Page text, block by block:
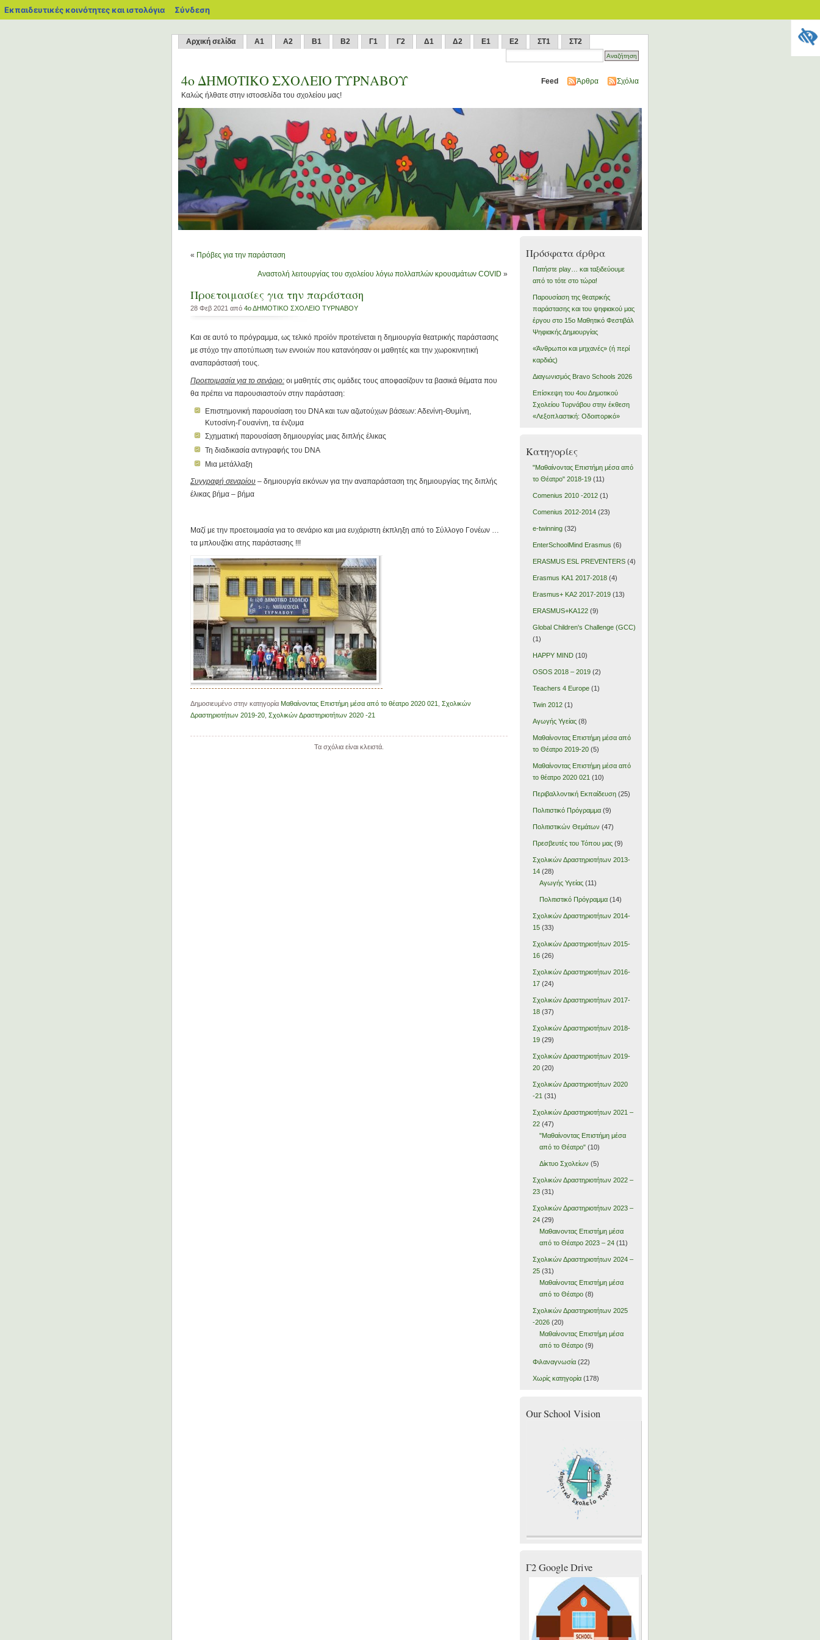
Αρχική σελίδα Α1 Α2 Β1 Β2 Γ1 Γ2 Δ1 Δ2 Ε1 Ε2 ΣΤ1 ΣΤ2
4o ΔΗΜΟΤΙΚΟ ΣΧΟΛΕΙΟ ΤΥΡΝΑΒΟΥ
Καλώς ήλθατε στην ιστοσελίδα του σχολείου μας!
Feed Άρθρα Σχόλια
« Πρόβες για την παράσταση
Αναστολή λειτουργίας του σχολείου λόγω πολλαπλών κρουσμάτων COVID »
Προετοιμασίες για την παράσταση
28 Φεβ 2021 από 4ο ΔΗΜΟΤΙΚΟ ΣΧΟΛΕΙΟ ΤΥΡΝΑΒΟΥ
Και σε αυτό το πρόγραμμα, ως τελικό προϊόν προτείνεται η δημιουργία θεατρικής παράστασης
με στόχο την αποτύπωση των εννοιών που κατανόησαν οι μαθητές και την χωροκινητική
αναπαράστασή τους.
Προετοιμασία για το σενάριο: οι μαθητές στις ομάδες τους αποφασίζουν τα βασικά θέματα που
θα πρέπει να παρουσιαστούν στην παράσταση:
Επιστημονική παρουσίαση του DNA και των αζωτούχων βάσεων: Αδενίνη-Θυμίνη,
Κυτοσίνη-Γουανίνη, τα ένζυμα
Σχηματική παρουσίαση δημιουργίας μιας διπλής έλικας
Τη διαδικασία αντιγραφής του DNA
Μια μετάλλαξη
Συγγραφή σεναρίου – δημιουργία εικόνων για την αναπαράσταση της δημιουργίας της διπλής
έλικας βήμα – βήμα
Μαζί με την προετοιμασία για το σενάριο και μια ευχάριστη έκπληξη από το Σύλλογο Γονέων …
τα μπλουζάκι ατης παράστασης !!!
Δημοσιευμένο στην κατηγορία Μαθαίνοντας Επιστήμη μέσα από το θέατρο 2020 021
Σχολικών
Δραστηριοτήτων 2019-20 Σχολικών Δραστηριοτήτων 2020 -21
Τα σχόλια είναι κλειστά.
Πρόσφατα άρθρα
Πατήστε play… και ταξιδεύουμε
από το τότε στο τώρα!
Παρουσίαση της θεατρικής
παράστασης και του ψηφιακού μας
έργου στο 15ο Μαθητικό Φεστιβάλ
Ψηφιακής Δημιουργίας
«Άνθρωποι και μηχανές» (ή περί
καρδιάς)
Διαγωνισμός Bravo Schools 2026
Επίσκεψη του 4ου Δημοτικού
Σχολείου Τυρνάβου στην έκθεση
«Λεξοπλαστική: Οδοιπορικό»
Kατηγορίες
"Μαθαίνοντας Επιστήμη μέσα από
το Θέατρο" 2018-19(11)
Comenius 2010 -2012(1)
Comenius 2012-2014(23)
e-twinning(32)
EnterSchoolMind Erasmus (6)
ERASMUS ESL PREVENTERS(4)
Erasmus KA1 2017-2018(4)
Erasmus+ KA2 2017-2019(13)
ERASMUS+KA122(9)
Global Children's Challenge (GCC)
(1)
HAPPY MIND(10)
OSOS 2018 – 2019(2)
Teachers 4 Europe(1)
Twin 2012(1)
Αγωγής Υγείας(8)
Μαθαίνοντας Επιστήμη μέσα από
το Θέατρο 2019-20(5)
Μαθαίνοντας Επιστήμη μέσα από
το θέατρο 2020 021 (10)
Περιβαλλοντική Εκπαίδευση(25)
Πολιτιστικό Πρόγραμμα(9)
Πολιτιστικών Θεμάτων (47)
Πρεσβευτές του Τόπου μας(9)
Σχολικών Δραστηριοτήτων 2013-
14(28)
Αγωγής Υγείας(11)
Πολιτιστικό Πρόγραμμα(14)
Σχολικών Δραστηριοτήτων 2014-
15(33)
Σχολικών Δραστηριοτήτων 2015-
16(26)
Σχολικών Δραστηριοτήτων 2016-
17(24)
Σχολικών Δραστηριοτήτων 2017-
18(37)
Σχολικών Δραστηριοτήτων 2018-
19(29)
Σχολικών Δραστηριοτήτων 2019-
20(20)
Σχολικών Δραστηριοτήτων 2020
-21 (31)
Σχολικών Δραστηριοτήτων 2021 –
22(47)
"Μαθαίνοντας Επιστήμη μέσα
από το Θέατρο"(10)
Δίκτυο Σχολείων (5)
Σχολικών Δραστηριοτήτων 2022 –
23(31)
Σχολικών Δραστηριοτήτων 2023 –
24(29)
Μαθαινοντας Επιστήμη μέσα
από το Θέατρο 2023 – 24(11)
Σχολικών Δραστηριοτήτων 2024 –
25(31)
Μαθαίνοντας Επιστήμη μέσα
από το Θέατρο(8)
Σχολικών Δραστηριοτήτων 2025
-2026(20)
Μαθαίνοντας Επιστήμη μέσα
από το Θέατρο(9)
Φιλαναγνωσία(22)
Χωρίς κατηγορία(178)
Our School Vision
Γ2 Google Drive
Εκπαιδευτικές κοινότητες και ιστολόγια blogs.sch.gr
Σύνδεση